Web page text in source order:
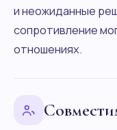
и неожиданные
сопротивление
отношениях.